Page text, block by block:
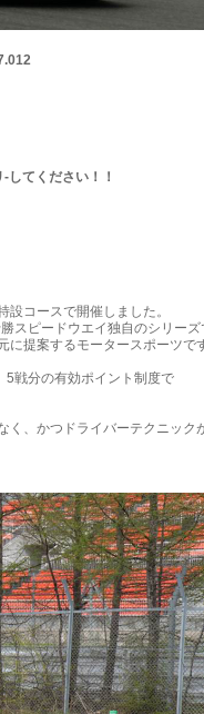
してください！！
コースで開催しました。
スピードウエイ独自のシリーズ
提案するモータースポーツで
戦分の有効ポイント制度で
く、かつドライバーテクニック